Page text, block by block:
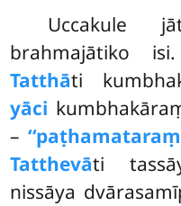
Uccakule
brahmajātiko
Tatthāti
yāci
–
Tatthevāti
nissāya